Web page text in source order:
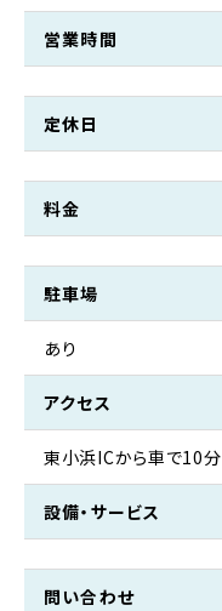
営業時間
定休日
料金
駐車場
あり
アクセス
東小浜ICから車で10分
設備・サービス
問い合わせ